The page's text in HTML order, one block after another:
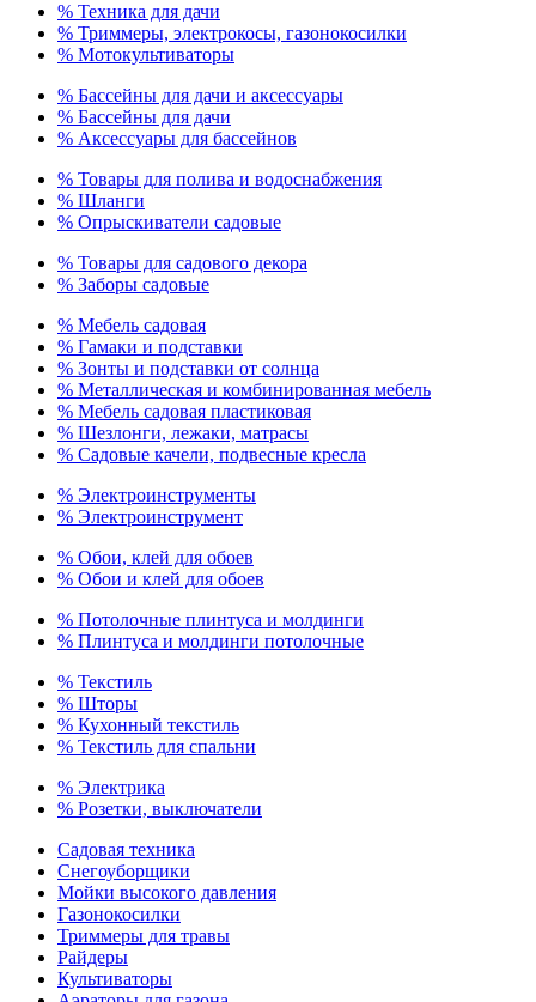
% Техника для дачи
% Триммеры, электрокосы, газонокосилки
% Мотокультиваторы
% Бассейны для дачи и аксессуары
% Бассейны для дачи
% Аксессуары для бассейнов
% Товары для полива и водоснабжения
% Шланги
% Опрыскиватели садовые
% Товары для садового декора
% Заборы садовые
% Мебель садовая
% Гамаки и подставки
% Зонты и подставки от солнца
% Металлическая и комбинированная мебель
% Мебель садовая пластиковая
% Шезлонги, лежаки, матрасы
% Садовые качели, подвесные кресла
% Электроинструменты
% Электроинструмент
% Обои, клей для обоев
% Обои и клей для обоев
% Потолочные плинтуса и молдинги
% Плинтуса и молдинги потолочные
% Текстиль
% Шторы
% Кухонный текстиль
% Текстиль для спальни
% Электрика
% Розетки, выключатели
Садовая техника
Снегоуборщики
Мойки высокого давления
Газонокосилки
Триммеры для травы
Райдеры
Культиваторы